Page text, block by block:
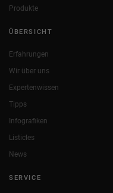
Produkte
ÜBERSICHT
Erfahrungen
Wir über uns
Expertenwissen
Tipps
Infografiken
Listicles
News
SERVICE